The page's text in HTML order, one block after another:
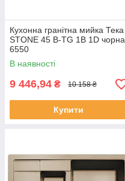
Кухонна гранітна мийка Тека
STONE 45 B-TG 1B 1D чорна
6550
В наявності
9 446,94 ₴ 10 158 ₴
Купити